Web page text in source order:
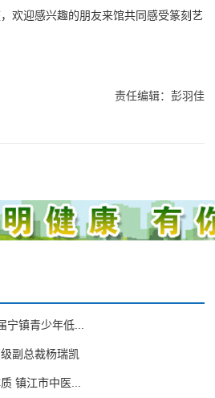
欢迎感兴趣的朋友来馆共同感受篆刻艺
责任编辑：彭羽佳
宁镇青少年低...
副总裁杨瑞凯
镇江市中医...